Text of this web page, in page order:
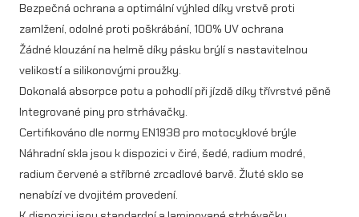
S
O
L
I
V
.
Bezpečná ochrana a optimální výhled díky vrstvě proti
zamlžení, odolné proti poškrábání, 100% UV ochrana
Žádné klouzání na helmě díky pásku brýlí s nastavitelnou
velikostí a silikonovými proužky.
Dokonalá absorpce potu a pohodlí při jízdě díky třívrstvé pěně
Integrované piny pro strhávačky.
Certifikováno dle normy EN1938 pro motocyklové brýle
Náhradní skla jsou k dispozici v čiré, šedé, radium modré,
radium červené a stříbrné zrcadlové barvě. Žluté sklo se
nenabízí ve dvojitém provedení.